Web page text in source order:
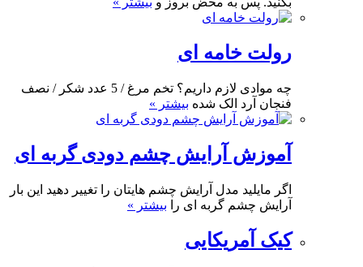
رولت خامه ای
چه موادی لازم داریم؟ تخم مرغ / 5 عدد شکر / نصف
فنجان آرد الک شده بیشتر »
آموزش آرایش چشم دودی گربه ای
اگر مایلید مدل آرایش چشم هایتان را تغییر دهید این بار
آرایش چشم گربه ای را بیشتر »
کیک آمریکایی